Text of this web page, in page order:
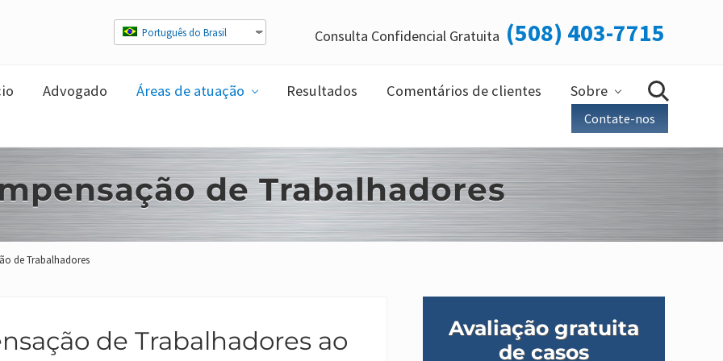
Português do Brasil Consulta Confidencial Gratuita (508) 403-7715
Advogado Áreas de atuação Resultados Comentários de clientes Sobre
Busca
Contate-nos
de Trabalhadores
de Trabalhadores
de Trabalhadores ao
lateral
Avaliação gratuita
de casos